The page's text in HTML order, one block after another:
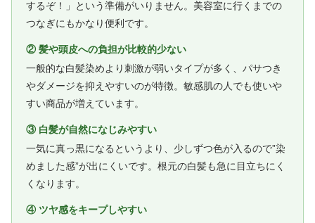
するぞ！」という準備がいりません。美容室に行くまでの
つなぎにもかなり便利です。
② 髪や頭皮への負担が比較的少ない
一般的な白髪染めより刺激が弱いタイプが多く、パサつき
やダメージを抑えやすいのが特徴。敏感肌の人でも使いや
すい商品が増えています。
③ 白髪が自然になじみやすい
一気に真っ黒になるというより、少しずつ色が入るので”染
めました感”が出にくいです。根元の白髪も急に目立ちにく
くなります。
④ ツヤ感をキープしやすい